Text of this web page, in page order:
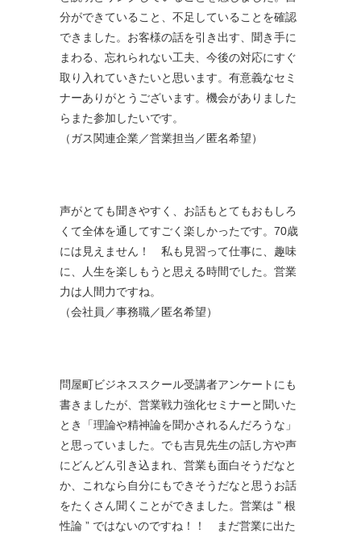
分ができていること、不足していることを確認
できました。お客様の話を引き出す、聞き手に
まわる、忘れられない工夫、今後の対応にすぐ
取り入れていきたいと思います。有意義なセミ
ナーありがとうございます。機会がありました
らまた参加したいです。
（ガス関連企業／営業担当／匿名希望）
声がとても聞きやすく、お話もとてもおもしろ
くて全体を通してすごく楽しかったです。70歳
には見えません！ 私も見習って仕事に、趣味
に、人生を楽しもうと思える時間でした。営業
力は人間力ですね。
（会社員／事務職／匿名希望）
問屋町ビジネススクール受講者アンケートにも
書きましたが、営業戦力強化セミナーと聞いた
とき「理論や精神論を聞かされるんだろうな」
と思っていました。でも吉見先生の話し方や声
にどんどん引き込まれ、営業も面白そうだなと
か、これなら自分にもできそうだなと思うお話
をたくさん聞くことができました。営業は ” 根
性論 ” ではないのですね！！ まだ営業に出た